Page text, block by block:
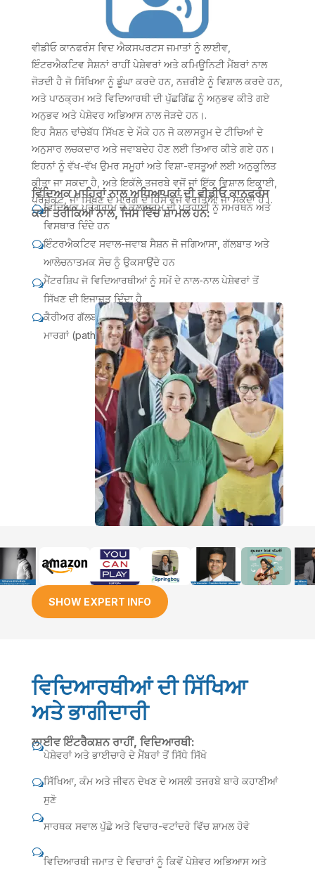
ਵੀਡੀਓ ਕਾਨਫਰੰਸ ਵਿਦ ਐਕਸਪਰਟਸ ਜਮਾਤਾਂ ਨੂੰ ਲਾਈਵ,
ਇੰਟਰਐਕਟਿਵ ਸੈਸ਼ਨਾਂ ਰਾਹੀਂ ਪੇਸ਼ੇਵਰਾਂ ਅਤੇ ਕਮਿਊਨਿਟੀ ਮੈਂਬਰਾਂ ਨਾਲ
ਜੋੜਦੀ ਹੈ ਜੋ ਸਿੱਖਿਆ ਨੂੰ ਡੂੰਘਾ ਕਰਦੇ ਹਨ, ਨਜ਼ਰੀਏ ਨੂੰ ਵਿਸ਼ਾਲ ਕਰਦੇ ਹਨ,
ਅਤੇ ਪਾਠਕ੍ਰਮ ਅਤੇ ਵਿਦਿਆਰਥੀ ਦੀ ਪੁੱਛਗਿੱਛ ਨੂੰ ਅਨੁਭਵ ਕੀਤੇ ਗਏ
ਅਨੁਭਵ ਅਤੇ ਪੇਸ਼ੇਵਰ ਅਭਿਆਸ ਨਾਲ ਜੋੜਦੇ ਹਨ।.
ਇਹ ਸੈਸ਼ਨ ਢਾਂਚੇਬੱਧ ਸਿੱਖਣ ਦੇ ਮੌਕੇ ਹਨ ਜੋ ਕਲਾਸਰੂਮ ਦੇ ਟੀਚਿਆਂ ਦੇ
ਅਨੁਸਾਰ ਲਚਕਦਾਰ ਅਤੇ ਜਵਾਬਦੇਹ ਹੋਣ ਲਈ ਤਿਆਰ ਕੀਤੇ ਗਏ ਹਨ।
ਇਹਨਾਂ ਨੂੰ ਵੱਖ-ਵੱਖ ਉਮਰ ਸਮੂਹਾਂ ਅਤੇ ਵਿਸ਼ਾ-ਵਸਤੂਆਂ ਲਈ ਅਨੁਕੂਲਿਤ
ਕੀਤਾ ਜਾ ਸਕਦਾ ਹੈ, ਅਤੇ ਇਕੱਲੇ ਤਜਰਬੇ ਵਜੋਂ ਜਾਂ ਇੱਕ ਵਿਸ਼ਾਲ ਇਕਾਈ,
ਪ੍ਰੋਜੈਕਟ, ਜਾਂ ਸਿੱਖਣ ਦੇ ਮਾਰਗ ਦੇ ਹਿੱਸੇ ਵਜੋਂ ਵਰਤਿਆ ਜਾ ਸਕਦਾ ਹੈ।.
ਵਿੱਦਿਅਕ ਮਾਹਿਰਾਂ ਨਾਲ ਅਧਿਆਪਕਾਂ ਦੀ ਵੀਡੀਓ ਕਾਨਫਰੰਸ
ਕਈ ਤਰੀਕਿਆਂ ਨਾਲ, ਜਿਸ ਵਿੱਚ ਸ਼ਾਮਲ ਹਨ:
wਵਿਦਿਅਕ ਪ੍ਰੋਗਰਾਮਜੋ ਕਲਾਸਰੂਮ ਦੀ ਪੜ੍ਹਾਈ ਨੂੰ ਸਮਰਥਨ ਅਤੇ
ਵਿਸਥਾਰ ਦਿੰਦੇ ਹਨ
wਇੰਟਰਐਕਟਿਵ ਸਵਾਲ-ਜਵਾਬ ਸੈਸ਼ਨ ਜੋ ਜਗਿਆਸਾ, ਗੱਲਬਾਤ ਅਤੇ
ਆਲੋਚਨਾਤਮਕ ਸੋਚ ਨੂੰ ਉਕਸਾਉਂਦੇ ਹਨ
wਮੈਂਟਰਸ਼ਿਪਜੋ ਵਿਦਿਆਰਥੀਆਂ ਨੂੰ ਸਮੇਂ ਦੇ ਨਾਲ-ਨਾਲ ਪੇਸ਼ੇਵਰਾਂ ਤੋਂ
ਸਿੱਖਣ ਦੀ ਇਜਾਜ਼ਤ ਦਿੰਦਾ ਹੈ
wਕੈਰੀਅਰ ਗੱਲਬਾਤਜੋ ਵਿਦਿਆਰਥੀਆਂ ਨੂੰ ਕੈਰੀਅਰ, ਉਦਯੋਗਾਂ ਅਤੇ
ਮਾਰਗਾਂ (pathways) ਨਾਲ ਜਾਣੂ ਕਰਵਾਉਂਦਾ ਹੈ
4 5
SHOW EXPERT INFO
ਵਿਦਿਆਰਥੀਆਂ ਦੀ ਸਿੱਖਿਆ
ਅਤੇ ਭਾਗੀਦਾਰੀ
ਲਾਈਵ ਇੰਟਰੈਕਸ਼ਨ ਰਾਹੀਂ, ਵਿਦਿਆਰਥੀ:
w
ਪੇਸ਼ੇਵਰਾਂ ਅਤੇ ਭਾਈਚਾਰੇ ਦੇ ਮੈਂਬਰਾਂ ਤੋਂ ਸਿੱਧੇ ਸਿੱਖੋ
wਸਿੱਖਿਆ, ਕੰਮ ਅਤੇ ਜੀਵਨ ਦੇਖਣ ਦੇ ਅਸਲੀ ਤਜਰਬੇ ਬਾਰੇ ਕਹਾਣੀਆਂ
ਸੁਣੋ
w
ਸਾਰਥਕ ਸਵਾਲ ਪੁੱਛੋ ਅਤੇ ਵਿਚਾਰ-ਵਟਾਂਦਰੇ ਵਿੱਚ ਸ਼ਾਮਲ ਹੋਵੋ
w
ਵਿਦਿਆਰਥੀ ਜਮਾਤ ਦੇ ਵਿਚਾਰਾਂ ਨੂੰ ਕਿਵੇਂ ਪੇਸ਼ੇਵਰ ਅਭਿਆਸ ਅਤੇ